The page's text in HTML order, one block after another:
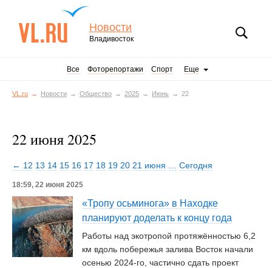
Новости
Владивосток
Все Фоторепортажи Спорт Еще
VL.ru Новости Общество 2025 Июнь 22
22 июня 2025
← 12 13 14 15 16 17 18 19 20 21 июня Сегодня
18:59, 22 июня 2025
«Тропу осьминога» в Находке
планируют доделать к концу года
Работы над экотропой протяжённостью 6,2
км вдоль побережья залива Восток начали
осенью 2024-го, частично сдать проект